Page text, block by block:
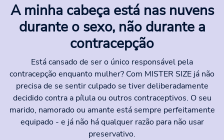
A minha cabeça está nas nuvens
durante o sexo, não durante a
contracepção
Está cansado de ser o único responsável pela
contracepção enquanto mulher? Com MISTER SIZE já não
precisa de se sentir culpado se tiver deliberadamente
decidido contra a pílula ou outros contraceptivos. O seu
marido, namorado ou amante está sempre perfeitamente
equipado - e já não há qualquer razão para não usar
preservativo.